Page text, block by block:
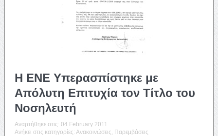
Η ΕΝΕ Υπερασπίστηκε με
Απόλυτη Επιτυχία τον Τίτλο του
Νοσηλευτή
Αναρτήθηκε στις: 04 February 2011
Ανήκει στις κατηγορίες: Ανακοινώσεις Παρεμβάσεις